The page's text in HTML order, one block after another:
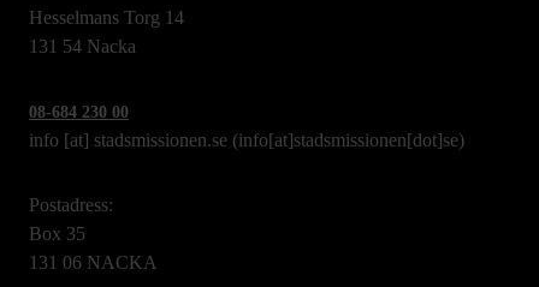
Hesselmans Torg 14
131 54 Nacka
08-684 230 00
info [at] stadsmissionen.se (info[at]stadsmissionen[dot]se)
Postadress:
Box 35
131 06 NACKA